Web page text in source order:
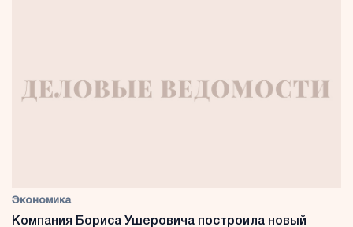
Экономика
Компания Бориса Ушеровича построила новый